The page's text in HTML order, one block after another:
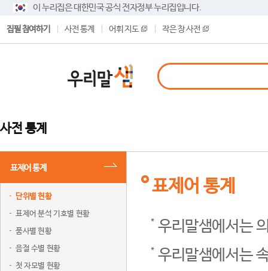
이 누리집은 대한민국 공식 전자정부 누리집입니다.
집필 참여하기 사전 통계 어휘 지도 작은 창 사전
사전 통계
표제어 통계
단위별 현황
표제어 분석 기호별 현황
품사별 현황
음절 수별 현황
첫 자모별 현황
표제어 통계
우리말샘에서는
우리말샘에서는